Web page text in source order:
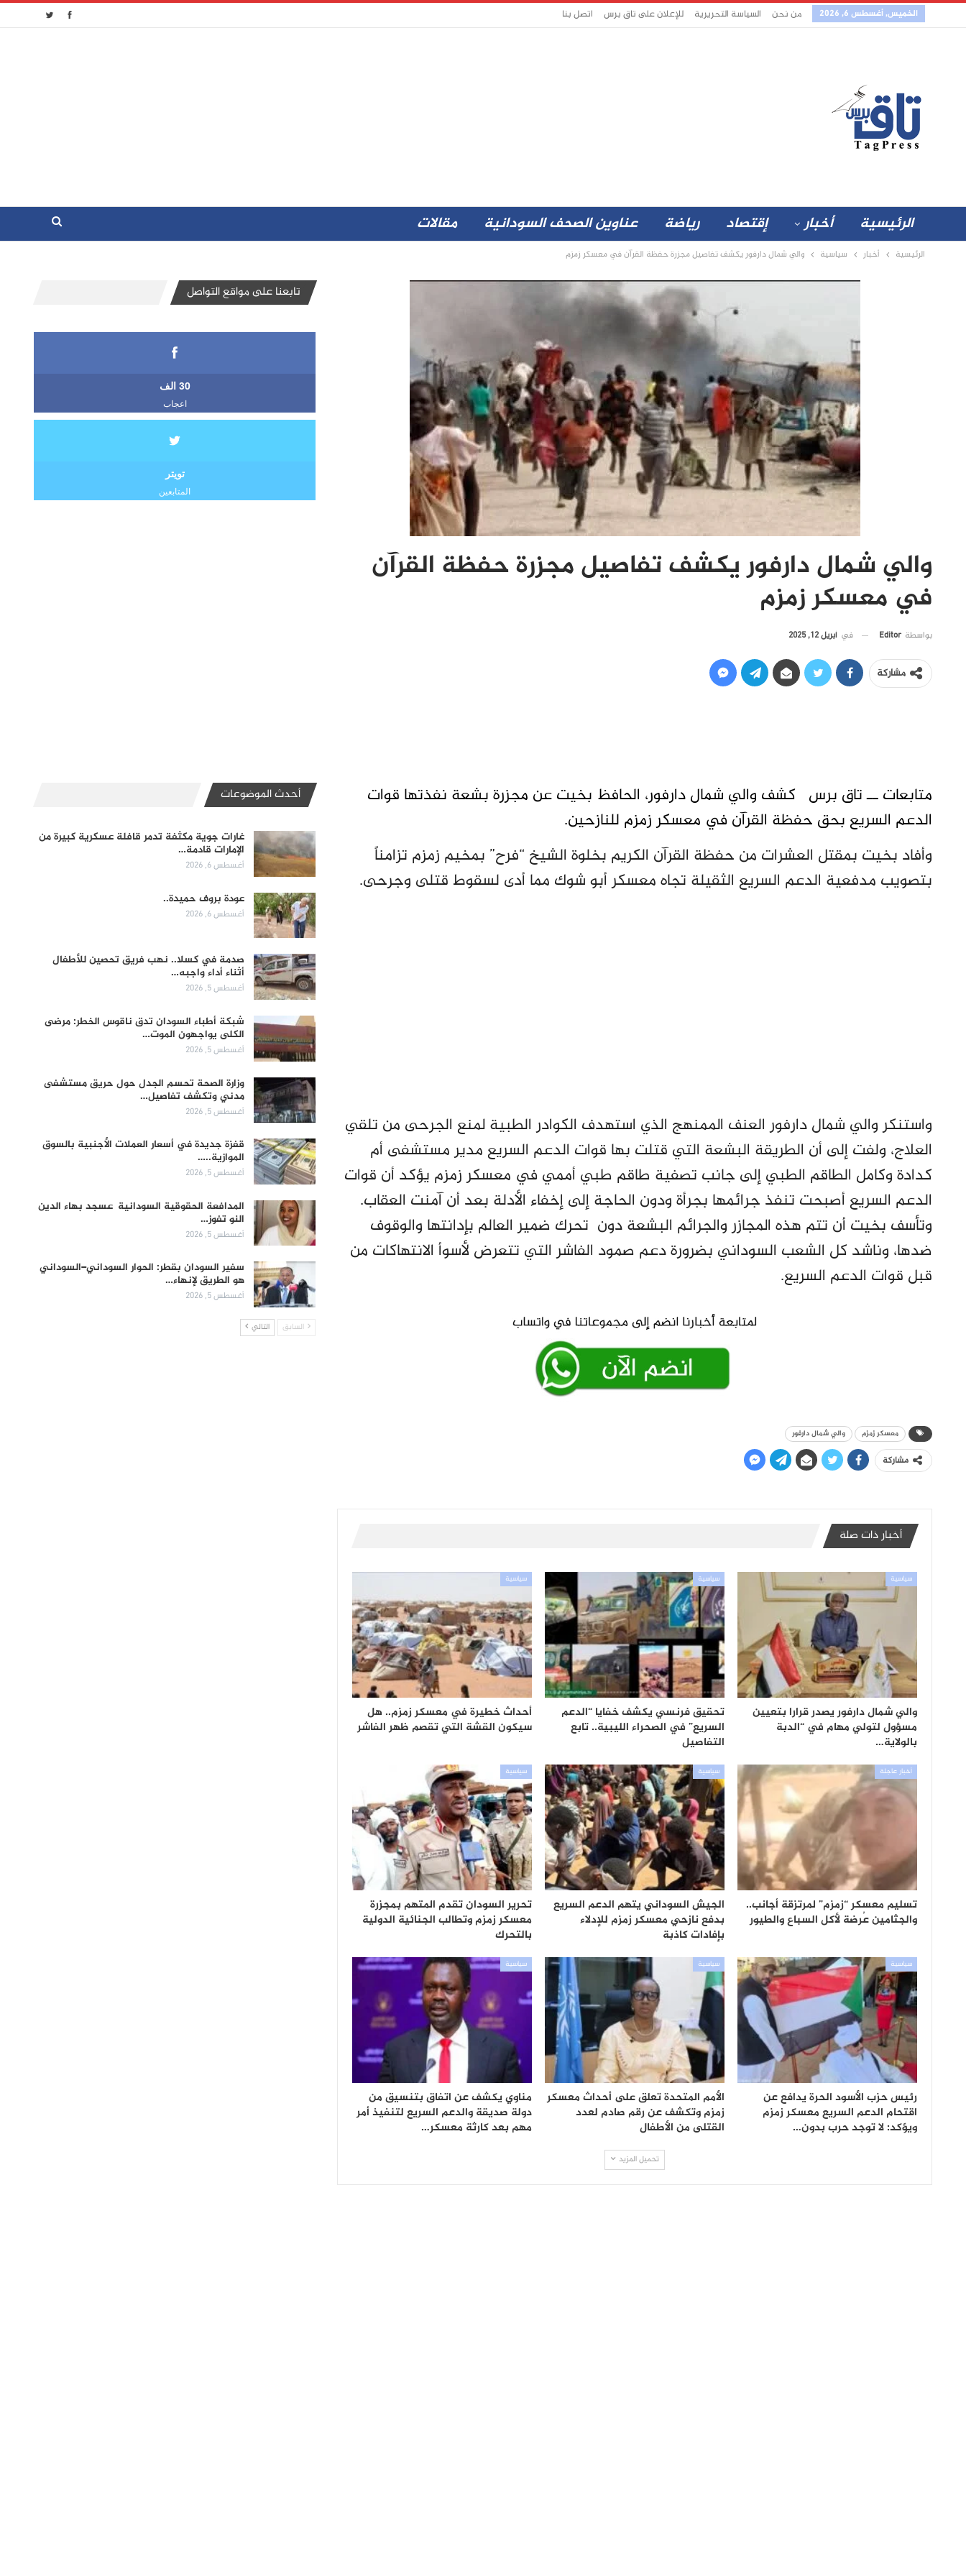
الخميس, أغسطس 6, 2026 من نحن السياسة التحريرية للإعلان على تاق برس اتصل بنا
الرئيسية أخبار إقتصاد رياضة عناوين الصحف السودانية مقالات
الرئيسية أخبار سياسية والي شمال دارفور يكشف تفاصيل مجزرة حفظة القرآن في معسكر زمزم
والي شمال دارفور يكشف تفاصيل مجزرة حفظة القرآن
في معسكر زمزم
بواسطة Editor في أبريل 12, 2025
مشاركة
متابعات ــ تاق برس كشف والي شمال دارفور، الحافظ بخيت عن مجزرة بشعة نفذتها قوات
الدعم السريع بحق حفظة القرآن في معسكر زمزم للنازحين.
وأفاد بخيت بمقتل العشرات من حفظة القرآن الكريم بخلوة الشيخ “فرح” بمخيم زمزم تزامناً
بتصويب مدفعية الدعم السريع الثقيلة تجاه معسكر أبو شوك مما أدى لسقوط قتلى وجرحى.
واستنكر والي شمال دارفور العنف الممنهج الذي استهدف الكوادر الطبية لمنع الجرحى من تلقي
العلاج، ولفت إلى أن الطريقة البشعة التي قتلت بها قوات الدعم السريع مدير مستشفى أم
كدادة وكامل الطاقم الطبي إلى جانب تصفية طاقم طبي أممي في معسكر زمزم يؤكد أن قوات
الدعم السريع أصبحت تنفذ جرائمها بجرأة ودون الحاجة إلى إخفاء الأدلة بعد أن آمنت العقاب.
وتأسف بخيت أن تتم هذه المجازر والجرائم البشعة دون تحرك ضمير العالم بإدانتها والوقوف
ضدها، وناشد كل الشعب السوداني بضرورة دعم صمود الفاشر التي تتعرض لأسوأ الانتهاكات من
قبل قوات الدعم السريع.
معسكر زمزم والي شمال دارفور
مشاركة
أخبار ذات صلة
سياسية
والي شمال دارفور يصدر قرارا بتعيين
مسؤول لتولي مهام في “الدبة
بالولاية…
سياسية
تحقيق فرنسي يكشف خفايا “الدعم
السريع” في الصحراء الليبية.. تابع
التفاصيل
سياسية
أحداث خطيرة في معسكر زمزم.. هل
سيكون القشة التي تقصم ظهر الفاشر
أخبار عاجلة
تسليم معسكر “زمزم” لمرتزقة أجانب..
والجثامين عُرضة لأكل السباع والطيور
سياسية
الجيش السوداني يتهم الدعم السريع
بدفع نازحي معسكر زمزم للإدلاء
بإفادات كاذبة
سياسية
تحرير السودان تقدم المتهم بمجزرة
معسكر زمزم وتطالب الجنائية الدولية
بالتحرك
سياسية
رئيس حزب الأسود الحرة يدافع عن
اقتحام الدعم السريع معسكر زمزم
ويؤكد: لا توجد حرب بدون…
سياسية
الأمم المتحدة تعلق على أحداث معسكر
زمزم وتكشف عن رقم صادم لعدد
القتلى من الأطفال
سياسية
مناوي يكشف عن اتفاق بتنسيق من
دولة صديقة والدعم السريع لتنفيذ أمر
مهم بعد كارثة معسكر…
تحميل المزيد
تابعنا على مواقع التواصل
30 الف
اعجاب
تويتر
المتابعين
أحدث الموضوعات
غارات جوية مكثفة تدمر قافلة عسكرية كبيرة من
الإمارات قادمة…
أغسطس 6, 2026
عودة بروف حميدة..
أغسطس 6, 2026
صدمة في كسلا.. نهب فريق تحصين للأطفال
أثناء أداء واجبه…
أغسطس 5, 2026
شبكة أطباء السودان تدق ناقوس الخطر: مرضى
الكلى يواجهون الموت…
أغسطس 5, 2026
وزارة الصحة تحسم الجدل حول حريق مستشفى
مدني وتكشف تفاصيل…
أغسطس 5, 2026
قفزة جديدة في أسعار العملات الأجنبية بالسوق
الموازية..…
أغسطس 5, 2026
المدافعة الحقوقية السودانية عسجد بهاء الدين
النو تفوز…
أغسطس 5, 2026
سفير السودان بقطر: الحوار السوداني–السوداني
هو الطريق لإنهاء…
أغسطس 5, 2026
السابق التالي